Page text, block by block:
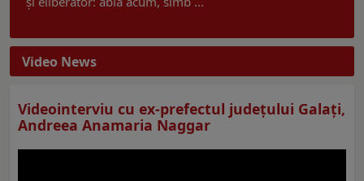
Video News
Videointerviu cu ex-prefectul judeţului Galaţi,
Andreea Anamaria Naggar